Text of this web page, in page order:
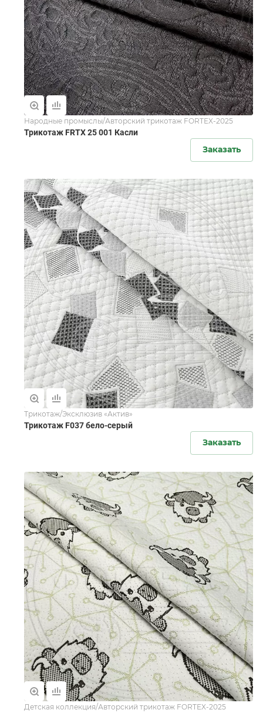
Народные промыслы/Авторский трикотаж FORTEX-2025
Трикотаж FRTX 25 001 Касли
Заказать
Трикотаж/Эксклюзив «Актив»
Трикотаж F037 бело-серый
Заказать
Детская коллекция/Авторский трикотаж FORTEX-2025